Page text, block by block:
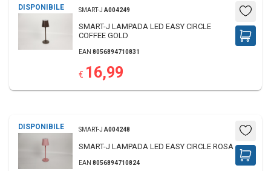
DISPONIBILE SMART-J A004249
SMART-J LAMPADA LED EASY CIRCLE
COFFEE GOLD
EAN 8056894710831
€ 16,99
DISPONIBILE SMART-J A004248
SMART-J LAMPADA LED EASY CIRCLE ROSA
EAN 8056894710824